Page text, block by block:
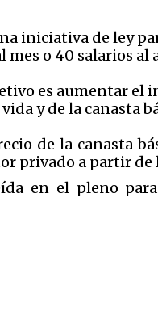
iniciativa de ley
mes o 40 salarios al
es aumentar
y de la canasta
de la canasta
privado a partir
en el pleno